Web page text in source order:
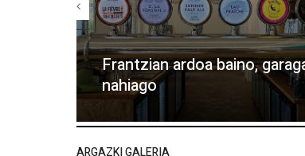
Frantzian ardoa baino,
nahiago
ARGAZKI GALERIA